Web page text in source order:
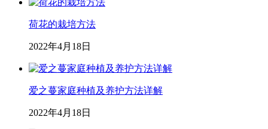
荷花的栽培方法
2022年4月18日
爱之蔓家庭种植及养护方法详解
2022年4月18日